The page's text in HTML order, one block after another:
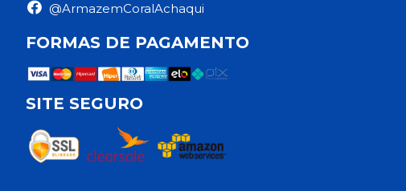
@ArmazemCoralAchaqui
FORMAS DE PAGAMENTO
SITE SEGURO